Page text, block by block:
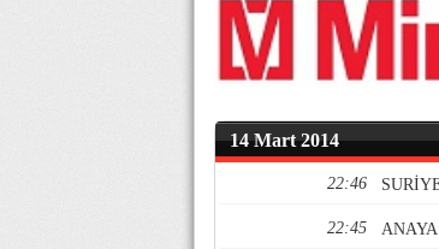
14 Mart 2014
22:46
22:45